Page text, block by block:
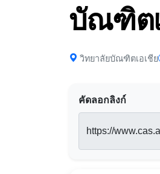
บัณฑิต
วิทยาลัยบัณฑิตเอเชีย
คัดลอกลิงก์